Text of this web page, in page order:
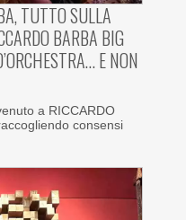
TUTTO SULLA
BARBA BIG
E NON
a RICCARDO
consensi